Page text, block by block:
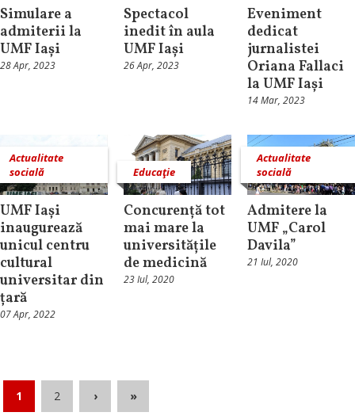
Simulare a
admiterii la
UMF Iași
28 Apr, 2023
Spectacol
inedit în aula
UMF Iași
26 Apr, 2023
Eveniment
dedicat
jurnalistei
Oriana Fallaci
la UMF Iași
14 Mar, 2023
Actualitate
socială
UMF Iași
inaugurează
unicul centru
cultural
universitar din
țară
07 Apr, 2022
Educaţie
Concurență tot
mai mare la
universitățile
de medicină
23 Iul, 2020
Actualitate
socială
Admitere la
UMF „Carol
Davila”
21 Iul, 2020
1 2 › »